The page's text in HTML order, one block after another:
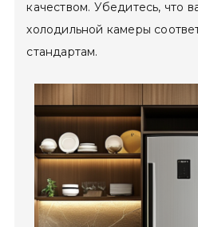
качеством. Убедитесь, что
холодильной камеры
стандартам.